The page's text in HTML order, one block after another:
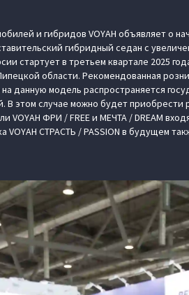
и гибридов VOYAH объявляет о
гибридный седан с
стартует в третьем квартале 2025
области. Рекомендованная
на данную модель распространяется
В этом случае можно будет
VOYAH ФРИ / FREE и МЕЧТА / DREAM
VOYAH СТРАСТЬ / PASSION в будущем